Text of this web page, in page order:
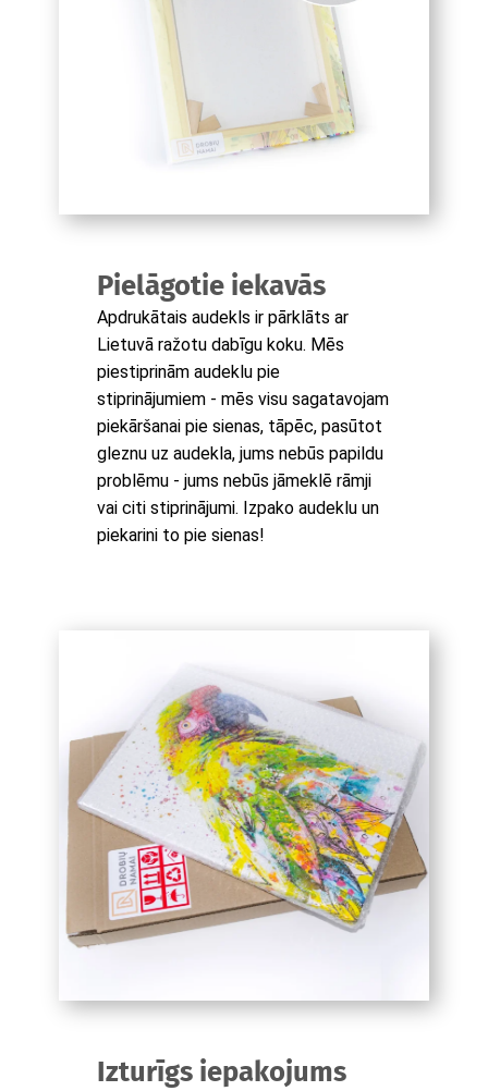
Pielāgotie iekavās
Apdrukātais audekls ir pārklāts ar
Lietuvā ražotu dabīgu koku. Mēs
piestiprinām audeklu pie
stiprinājumiem - mēs visu sagatavojam
piekāršanai pie sienas, tāpēc, pasūtot
gleznu uz audekla, jums nebūs papildu
problēmu - jums nebūs jāmeklē rāmji
vai citi stiprinājumi. Izpako audeklu un
piekarini to pie sienas!
Izturīgs iepakojums